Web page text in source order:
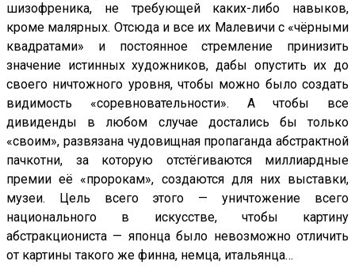
шизофреника, не требующей каких-либо навыков,
кроме малярных. Отсюда и все их Малевичи с «чёрными
квадратами» и постоянное стремление принизить
значение истинных художников, дабы опустить их до
своего ничтожного уровня, чтобы можно было создать
видимость «соревновательности». А чтобы все
дивиденды в любом случае достались бы только
«своим», развязана чудовищная пропаганда абстрактной
пачкотни, за которую отстёгиваются миллиардные
премии её «пророкам», создаются для них выставки,
музеи. Цель всего этого — уничтожение всего
национального в искусстве, чтобы картину
абстракциониста — японца было невозможно отличить
от картины такого же финна, немца, итальянца…